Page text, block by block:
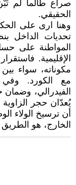
صراع طالما لم
الحقيقي.
وهنا ارى على
تحديات الداخل
المواطنة على
الإقليمية.
مكوناته، سواء
مع الكورد. وفي
الفيدرالي،
يُعدّان حجر
أن ترسيخ الولاء
الخارج، هو